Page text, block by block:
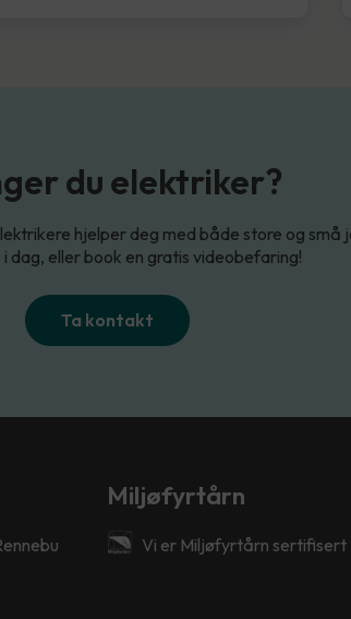
du elektriker?
hjelper deg med både store og små
i dag, eller book en gratis videobefaring!
Ta kontakt
Miljøfyrtårn
Vi er Miljøfyrtårn sertifisert